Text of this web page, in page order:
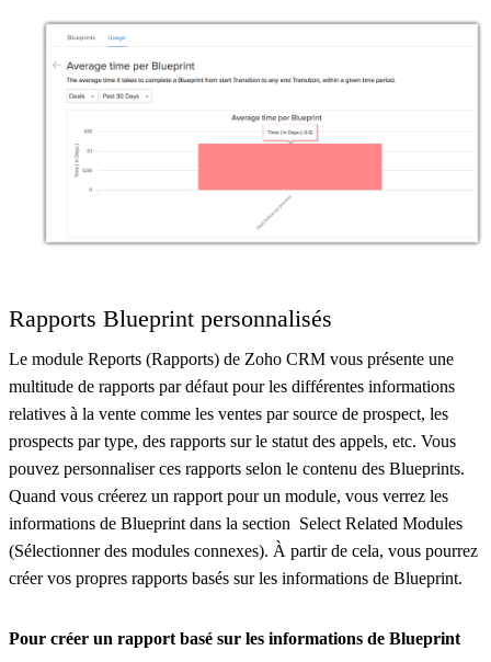
Rapports Blueprint personnalisés
Le module Reports (Rapports) de Zoho CRM vous présente une
multitude de rapports par défaut pour les différentes informations
relatives à la vente comme les ventes par source de prospect, les
prospects par type, des rapports sur le statut des appels, etc. Vous
pouvez personnaliser ces rapports selon le contenu des Blueprints.
Quand vous créerez un rapport pour un module, vous verrez les
informations de Blueprint dans la section Select Related Modules
(Sélectionner des modules connexes). À partir de cela, vous pourrez
créer vos propres rapports basés sur les informations de Blueprint.
Pour créer un rapport basé sur les informations de Blueprint